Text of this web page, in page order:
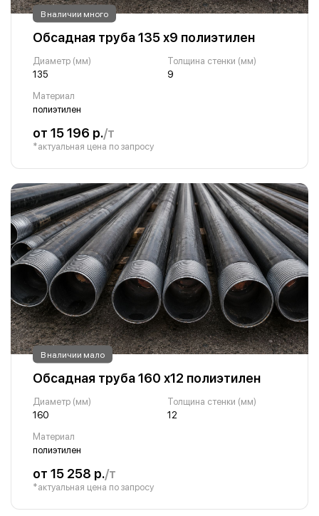
В наличии много
Обсадная труба 135 х9 полиэтилен
Диаметр (мм)
135
Толщина стенки (мм)
9
Материал
полиэтилен
от 15 196 р./т
*актуальная цена по запросу
В наличии мало
Обсадная труба 160 х12 полиэтилен
Диаметр (мм)
160
Толщина стенки (мм)
12
Материал
полиэтилен
от 15 258 р./т
*актуальная цена по запросу